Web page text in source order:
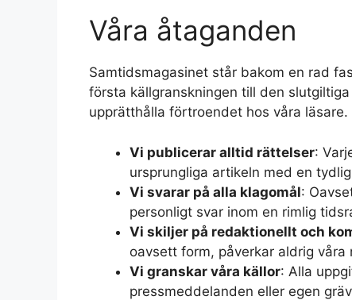
Våra åtaganden
Samtidsmagasinet står bakom en rad
första källgranskningen till den
upprätthålla förtroendet hos våra läsare.
Vi publicerar alltid rättelser:
ursprungliga artikeln med en
Vi svarar på alla klagomål:
personligt svar inom en rimlig
Vi skiljer på redaktionellt och
oavsett form, påverkar aldrig
Vi granskar våra källor: Alla
pressmeddelanden eller egen